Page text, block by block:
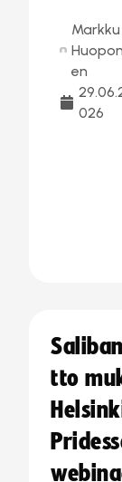
Markku
Huopon
en
026
tto